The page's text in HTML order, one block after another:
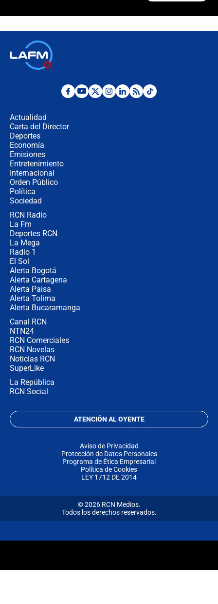
Estratega de Abelardo de la Espriella
Actualidad
Carta del Director
Deportes
Economía
Emisiones
Entretenimiento
Internacional
Orden Público
Política
Sociedad
RCN Radio
La Fm
Deportes RCN
La Mega
Radio 1
El Sol
Alerta Bogotá
Alerta Cartagena
Alerta Paisa
Alerta Tolima
Alerta Bucaramanga
Canal RCN
NTN24
RCN Comerciales
RCN Novelas
Noticias RCN
SuperLike
La República
RCN Social
ATENCIÓN AL OYENTE
Aviso de Privacidad
Protección de Datos Personales
Programa de Ética Empresarial
Política de Cookies
LEY 1712 DE 2014
© 2026 RCN Medios.
Todos los derechos reservados.